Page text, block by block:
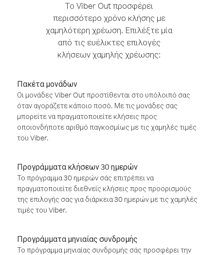
Το Viber Out προσφέρει
περισσότερο χρόνο κλήσης με
χαμηλότερη χρέωση. Επιλέξτε μία
από τις ευέλικτες επιλογές
κλήσεων χαμηλής χρέωσης:
Πακέτα μονάδων
Οι μονάδες Viber Out προστίθενται στο υπόλοιπό σας
όταν αγοράζετε κάποιο ποσό. Με τις μονάδες σας
μπορείτε να πραγματοποιείτε κλήσεις προς
οποιονδήποτε αριθμό παγκοσμίως με τις χαμηλές τιμές
του Viber.
Προγράμματα κλήσεων 30 ημερών
Το πρόγραμμα 30 ημερών σάς επιτρέπει να
πραγματοποιείτε διεθνείς κλήσεις προς προορισμούς
της επιλογής σας για διάρκεια 30 ημερών με τις χαμηλές
τιμές του Viber.
Προγράμματα μηνιαίας συνδρομής
Το πρόγραμμα μηνιαίας συνδρομής σάς προσφέρει την